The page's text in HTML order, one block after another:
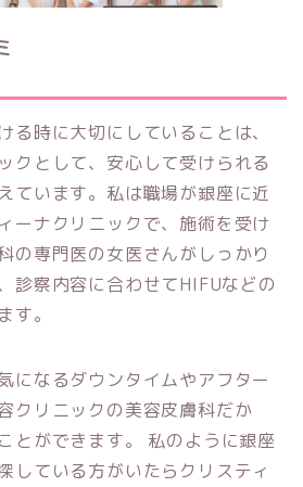
る時に大切にしていることは、
クとして、安心して受けられる
ています。私は職場が銀座に近
ーナクリニックで、施術を受け
の専門医の女医さんがしっかり
診察内容に合わせてHIFUなどの
す。
になるダウンタイムやアフター
クリニックの美容皮膚科だか
とができます。 私のように銀座
している方がいたらクリスティ